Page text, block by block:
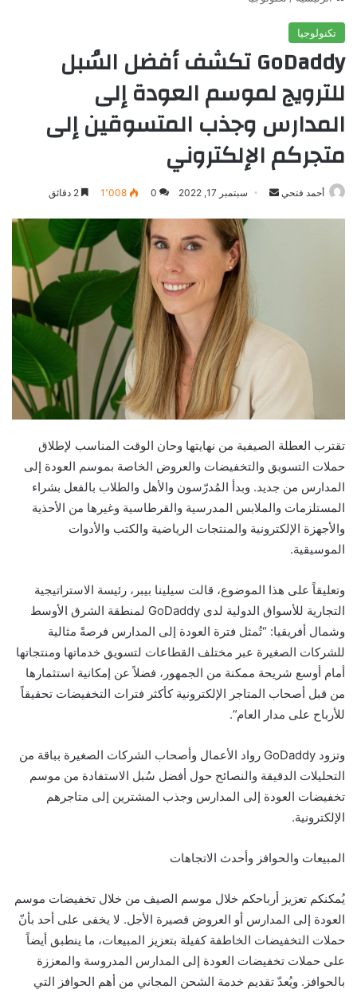
تكنولوجيا
GoDaddy تكشف أفضل السُبل
للترويج لموسم العودة إلى
المدارس وجذب المتسوقين إلى
متجركم الإلكتروني
أحمد فتحي
أرسل
إلكترونيا
سبتمبر 17, 2022 0 1٬008
تقترب العطلة الصيفية من نهايتها وحان الوقت المناسب لإطلاق
حملات التسويق والتخفيضات والعروض الخاصة بموسم العودة إلى
المدارس من جديد. وبدأ المُدرّسون والأهل والطلاب بالفعل بشراء
المستلزمات والملابس المدرسية والقرطاسية وغيرها من الأحذية
والأجهزة الإلكترونية والمنتجات الرياضية والكتب والأدوات
الموسيقية.
وتعليقاً على هذا الموضوع، قالت سيلينا بيبر، رئيسة الاستراتيجية
التجارية للأسواق الدولية لدى GoDaddy لمنطقة الشرق الأوسط
وشمال أفريقيا: “تُمثل فترة العودة إلى المدارس فرصةً مثالية
للشركات الصغيرة عبر مختلف القطاعات لتسويق خدماتها ومنتجاتها
أمام أوسع شريحة ممكنة من الجمهور، فضلاً عن إمكانية استثمارها
من قبل أصحاب المتاجر الإلكترونية كأكثر فترات التخفيضات تحقيقاً
للأرباح على مدار العام”.
وتزود GoDaddy رواد الأعمال وأصحاب الشركات الصغيرة بباقة من
التحليلات الدقيقة والنصائح حول أفضل سُبل الاستفادة من موسم
تخفيضات العودة إلى المدارس وجذب المشترين إلى متاجرهم
الإلكترونية.
المبيعات والحوافز وأحدث الاتجاهات
يُمكنكم تعزيز أرباحكم خلال موسم الصيف من خلال تخفيضات موسم
العودة إلى المدارس أو العروض قصيرة الأجل. لا يخفى على أحد بأنّ
حملات التخفيضات الخاطفة كفيلة بتعزيز المبيعات، ما ينطبق أيضاً
على حملات تخفيضات العودة إلى المدارس المدروسة والمعززة
بالحوافز. ويُعدّ تقديم خدمة الشحن المجاني من أهم الحوافز التي